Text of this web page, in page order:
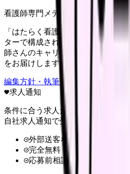
看護師専門メディア
「はたらく看護師さん」編集部は
ターで構成されています。現場の
師さんのキャリア・転職・働き方
をお届けします。
編集方針・執筆体制・監修体制を見
求人通知
条件に合う求人だけ
自社求人通知で受け取る
外部送客なし
完全無料
応募前相談OK